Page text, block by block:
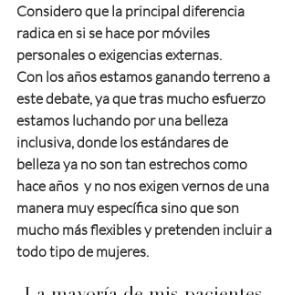
Considero que la principal diferencia
radica en si se hace por móviles
personales o exigencias externas.
Con los años estamos ganando terreno a
este debate, ya que tras mucho esfuerzo
estamos luchando por una belleza
inclusiva, donde los estándares de
belleza ya no son tan estrechos como
hace años  y no nos exigen vernos de una
manera muy específica sino que son
mucho más flexibles y pretenden incluir a
todo tipo de mujeres.